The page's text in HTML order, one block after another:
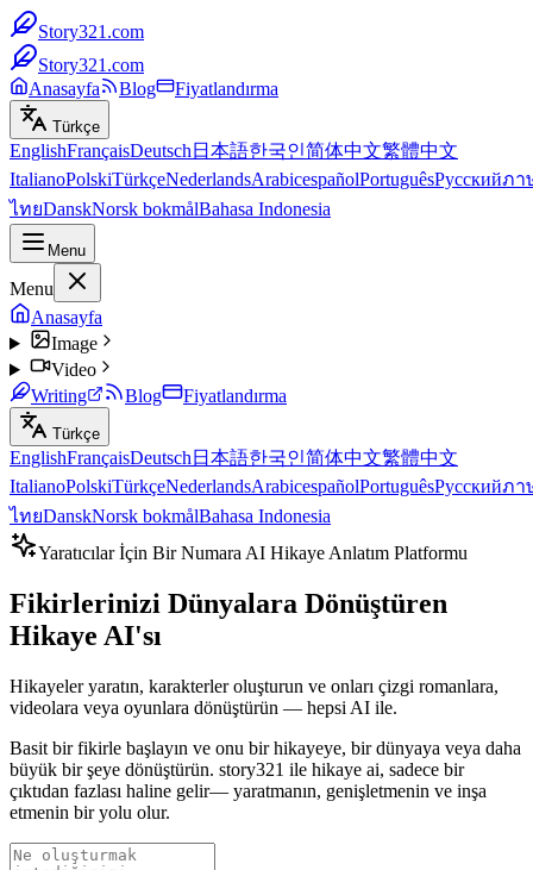
Story321.com
Story321.com
Anasayfa
Blog Fiyatlandırma
Türkçe
EnglishFrançaisDeutsch 日本語한국인简体中文繁體中文
ItalianoPolskiTürkçeNederlandsArabicespañolPortuguêsРусскийภา
ไทยDanskNorsk bokmålBahasa Indonesia
Menu
Menu
Anasayfa
Image
Video
Writing
Blog Fiyatlandırma
Türkçe
EnglishFrançaisDeutsch 日本語한국인简体中文繁體中文
ItalianoPolskiTürkçeNederlandsArabicespañolPortuguêsРусскийภา
ไทยDanskNorsk bokmålBahasa Indonesia
Yaratıcılar İçin Bir Numara AI Hikaye Anlatım Platformu
Fikirlerinizi Dünyalara Dönüştüren
Hikaye AI'sı
Hikayeler yaratın, karakterler oluşturun ve onları çizgi romanlara,
videolara veya oyunlara dönüştürün — hepsi AI ile.
Basit bir fikirle başlayın ve onu bir hikayeye, bir dünyaya veya daha
büyük bir şeye dönüştürün. story321 ile hikaye ai, sadece bir
çıktıdan fazlası haline gelir— yaratmanın, genişletmenin ve inşa
etmenin bir yolu olur.